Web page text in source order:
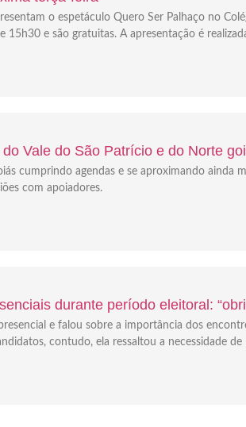
o espetáculo Quero Ser Palhaço no
e são gratuitas. A apresentação é
Vale do São Patrício e do Norte
cumprindo agendas e se aproximando ainda
com apoiadores.
durante período eleitoral:
e falou sobre a importância dos
contudo, ela ressaltou a necessidade